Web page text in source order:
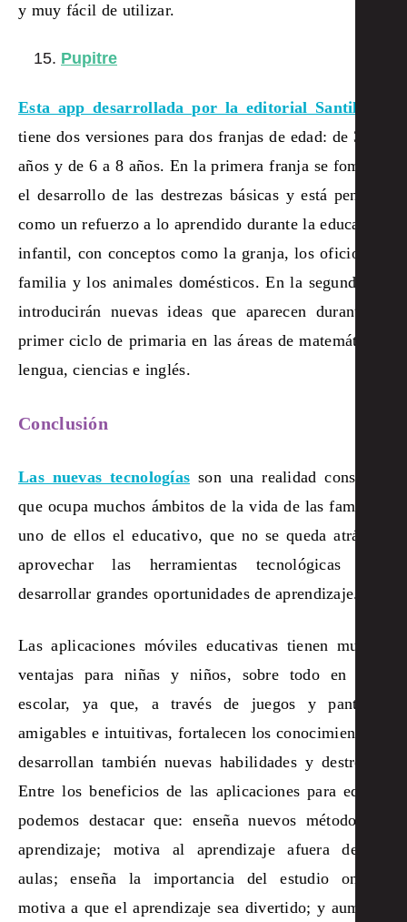
y muy fácil de utilizar.
Pupitre
Esta app desarrollada por la editorial Santillana
tiene dos versiones para dos franjas de edad: de 3 a 5
años y de 6 a 8 años. En la primera franja se fomenta
el desarrollo de las destrezas básicas y está pensada
como un refuerzo a lo aprendido durante la educación
infantil, con conceptos como la granja, los oficios, la
familia y los animales domésticos. En la segunda, se
introducirán nuevas ideas que aparecen durante el
primer ciclo de primaria en las áreas de matemáticas,
lengua, ciencias e inglés.
Conclusión
Las nuevas tecnologías son una realidad constante
que ocupa muchos ámbitos de la vida de las familias,
uno de ellos el educativo, que no se queda atrás en
aprovechar las herramientas tecnológicas para
desarrollar grandes oportunidades de aprendizaje.
Las aplicaciones móviles educativas tienen muchas
ventajas para niñas y niños, sobre todo en edad
escolar, ya que, a través de juegos y pantallas
amigables e intuitivas, fortalecen los conocimientos y
desarrollan también nuevas habilidades y destrezas.
Entre los beneficios de las aplicaciones para educar
podemos destacar que: enseña nuevos métodos de
aprendizaje; motiva al aprendizaje afuera de las
aulas; enseña la importancia del estudio online;
motiva a que el aprendizaje sea divertido; y aumenta